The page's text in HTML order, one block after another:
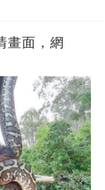
畫面，網